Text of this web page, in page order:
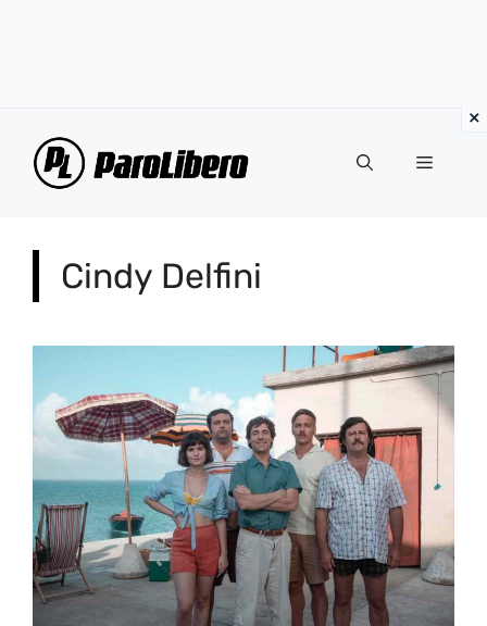
Menu
Cindy Delfini